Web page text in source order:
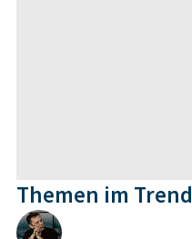
Themen im Trend